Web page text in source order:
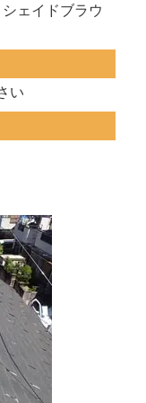
ェイドブラウ
い